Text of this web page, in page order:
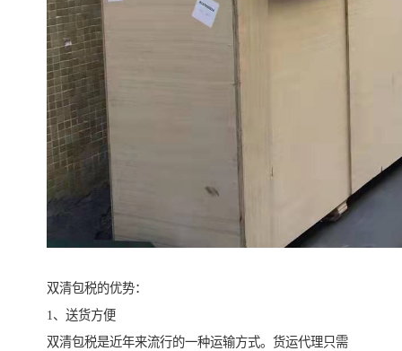
双清包税的优势：
1、送货方便
双清包税是近年来流行的一种运输方式。货运代理只需